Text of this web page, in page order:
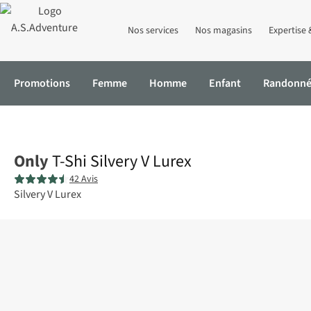
Nos services Nos magasins Expertise
Promotions Femme Homme Enfant
OnlyT-Shi Silvery V Lurex
42 Avis
Silvery V Lurex